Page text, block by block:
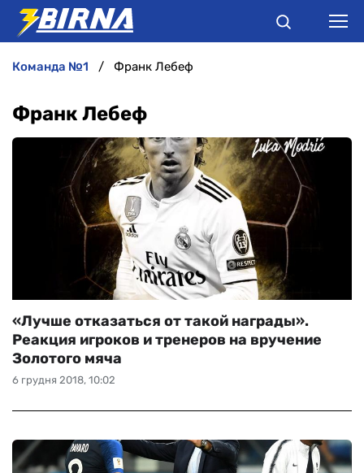
АНАЛІТИКА
ІНТЕРВ'Ю
БУКМЕКЕРИ
команда №1 Франк Лебеф
Франк Лебеф
6 грудня 2018, 10:02
«Лучше отказаться от такой награды».
Реакция игроков и тренеров на вручение
Золотого мяча